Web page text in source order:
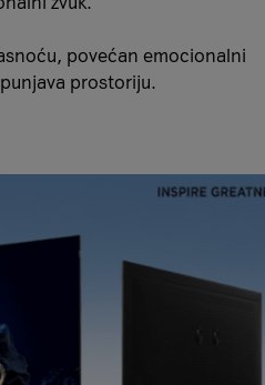
povećan emocionalni
prostoriju.